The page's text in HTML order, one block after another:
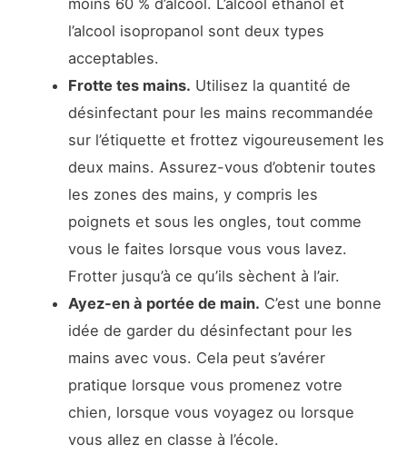
l’alcool isopropanol sont deux types
acceptables.
Frotte tes mains. Utilisez la quantité de
désinfectant pour les mains recommandée
sur l’étiquette et frottez vigoureusement les
deux mains. Assurez-vous d’obtenir toutes
les zones des mains, y compris les
poignets et sous les ongles, tout comme
vous le faites lorsque vous vous lavez.
Frotter jusqu’à ce qu’ils sèchent à l’air.
Ayez-en à portée de main. C’est une bonne
idée de garder du désinfectant pour les
mains avec vous. Cela peut s’avérer
pratique lorsque vous promenez votre
chien, lorsque vous voyagez ou lorsque
vous allez en classe à l’école.